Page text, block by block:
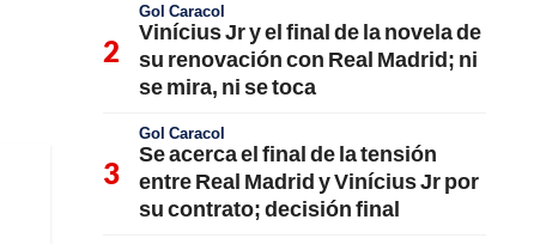
Gol Caracol
Vinícius Jr y el final de la novela de
su renovación con Real Madrid; ni
se mira, ni se toca
Gol Caracol
Se acerca el final de la tensión
entre Real Madrid y Vinícius Jr por
su contrato; decisión final